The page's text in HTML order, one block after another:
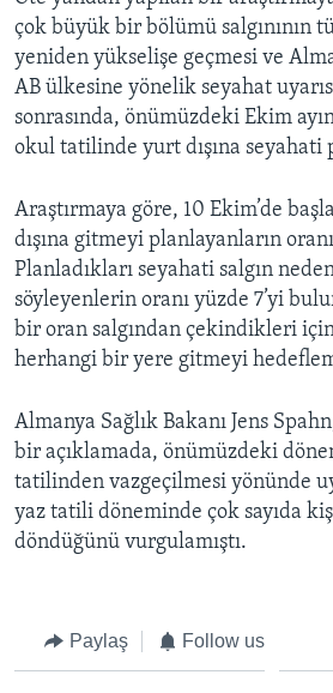
çok büyük bir bölümü salgınının
yeniden yükselişe geçmesi ve
AB ülkesine yönelik seyahat
sonrasında, önümüzdeki Ekim
okul tatilinde yurt dışına seyahati
Araştırmaya göre, 10 Ekim’de
dışına gitmeyi planlayanların
Planladıkları seyahati salgın
söyleyenlerin oranı yüzde 7’yi
bir oran salgından çekindikleri
herhangi bir yere gitmeyi
Almanya Sağlık Bakanı Jens
bir açıklamada, önümüzdeki
tatilinden vazgeçilmesi yönünde
yaz tatili döneminde çok sayıda
döndüğünü vurgulamıştı.
Paylaş Follow us